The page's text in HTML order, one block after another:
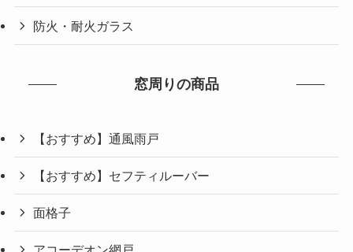
防火・耐火ガラス
窓周りの商品
【おすすめ】通風雨戸
【おすすめ】セフティルーバー
面格子